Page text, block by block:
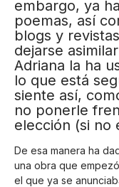
embargo, ya
poemas, así
blogs y
dejarse
Adriana la ha
lo que está
siente así,
no ponerle
elección (si no
De esa manera ha
una obra que
el que ya se